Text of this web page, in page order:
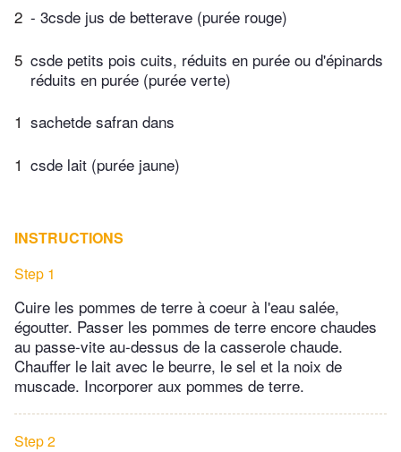
2 - 3csde jus de betterave (purée rouge)
5 csde petits pois cuits, réduits en purée ou d'épinards
réduits en purée (purée verte)
1 sachetde safran dans
1 csde lait (purée jaune)
INSTRUCTIONS
Step 1
Cuire les pommes de terre à coeur à l'eau salée,
égoutter. Passer les pommes de terre encore chaudes
au passe-vite au-dessus de la casserole chaude.
Chauffer le lait avec le beurre, le sel et la noix de
muscade. Incorporer aux pommes de terre.
Step 2